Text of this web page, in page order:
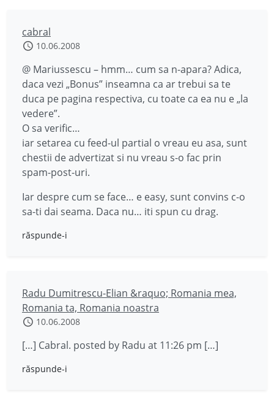
cabral
10.06.2008
@ Mariussescu – hmm… cum sa n-apara? Adica,
daca vezi „Bonus” inseamna ca ar trebui sa te
duca pe pagina respectiva, cu toate ca ea nu e „la
vedere”.
O sa verific…
iar setarea cu feed-ul partial o vreau eu asa, sunt
chestii de advertizat si nu vreau s-o fac prin
spam-post-uri.
Iar despre cum se face… e easy, sunt convins c-o
sa-ti dai seama. Daca nu… iti spun cu drag.
răspunde-i
Radu Dumitrescu-Elian &raquo; Romania mea,
Romania ta, Romania noastra
10.06.2008
[…] Cabral. posted by Radu at 11:26 pm […]
răspunde-i